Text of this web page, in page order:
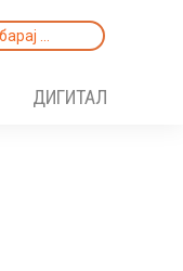
ДИГИТАЛ